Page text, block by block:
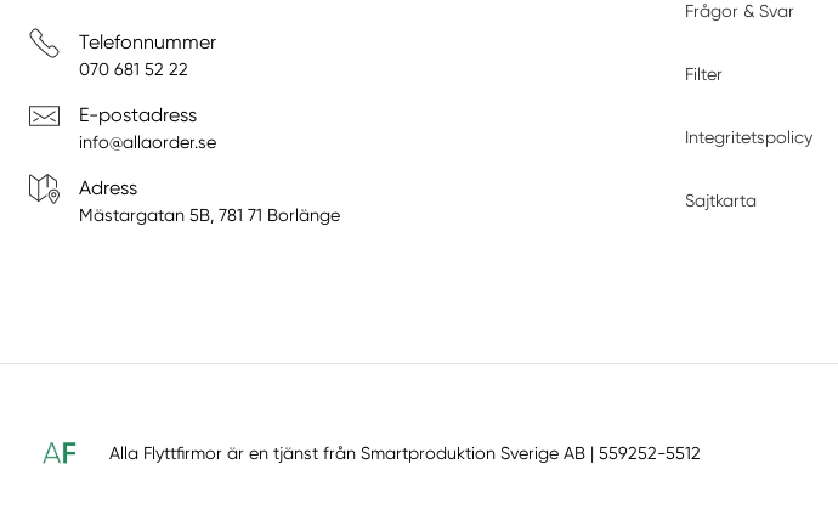
Telefonnummer
070 681 52 22
E-postadress
info@allaorder.se
Adress
Mästargatan 5B, 781 71 Borlänge
Frågor & Svar
Filter
Integritetspolicy
Sajtkarta
Alla Flyttfirmor är en tjänst från Smartproduktion Sverige AB | 559252-5512